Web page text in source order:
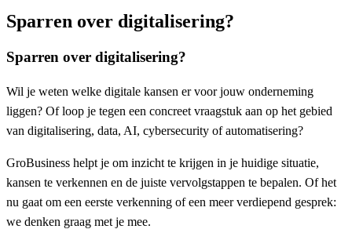
Sparren over digitalisering?
Sparren over digitalisering?
Wil je weten welke digitale kansen er voor jouw onderneming
liggen? Of loop je tegen een concreet vraagstuk aan op het gebied
van digitalisering, data, AI, cybersecurity of automatisering?
GroBusiness helpt je om inzicht te krijgen in je huidige situatie,
kansen te verkennen en de juiste vervolgstappen te bepalen. Of het
nu gaat om een eerste verkenning of een meer verdiepend gesprek:
we denken graag met je mee.